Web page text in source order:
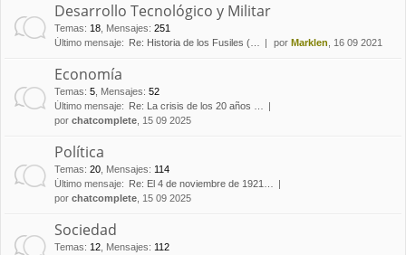
Desarrollo Tecnológico y Militar
Temas: 18 Mensajes: 251
Último mensaje:
Re: Historia de los Fusiles (… por Marklen , 16 09 2021
Economía
Temas: 5 Mensajes: 52
Último mensaje:
Re: La crisis de los 20 años …
por chatcomplete , 15 09 2025
Política
Temas: 20 Mensajes: 114
Último mensaje:
Re: El 4 de noviembre de 1921…
por chatcomplete , 15 09 2025
Sociedad
Temas: 12 Mensajes: 112